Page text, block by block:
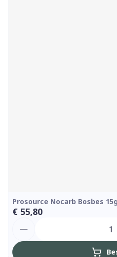
Prosource Nocarb Bosbes
€ 55,80